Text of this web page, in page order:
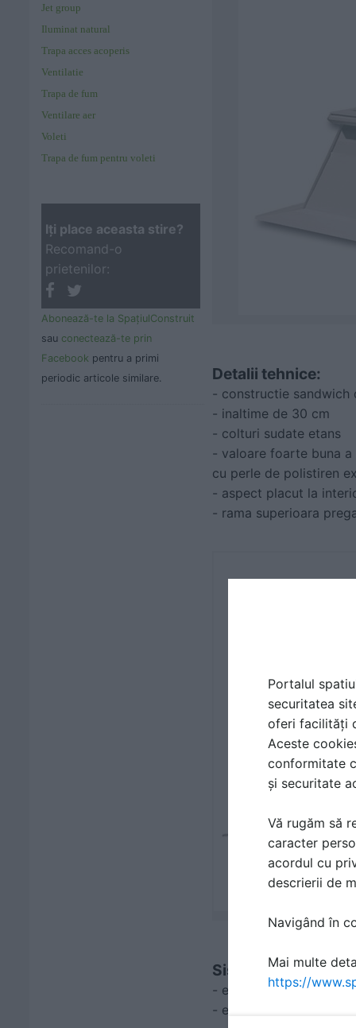
Jet group
Iluminat natural
Trapa acces acoperis
Ventilatie
Trapa de fum
Ventilare aer
Voleti
Trapa de fum pentru voleti
Iţi place aceasta stire?
Recomand-o
prietenilor:
Abonează-te la SpaţiulConstruit
sau conectează-te prin
Facebook pentru a primi
periodic articole similare.
Detalii tehnice:
- constructie sandwich
- inaltime de 30 cm
- colturi sudate etans
- valoare foarte buna
cu perle de polistiren
- aspect placut la
- rama superioara
Sistemul JET PVC
- este certificat
- este compatibil cu
Portalul
securitatea
oferi facilități
Aceste
conformitate
și securitate
Vă rugăm să
caracter
acordul cu
descrierii de
Navigând în
Mai multe
https://